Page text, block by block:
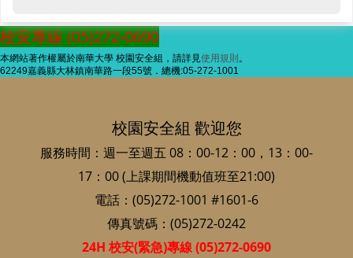
校安專線 (05)272-0690
本網站著作權屬於南華大學 校園安全組，請詳見 使用規則 。
62249嘉義縣大林鎮南華路一段55號．總機:05-272-1001
校園安全組 歡迎您
服務時間：週一至週五 08：00-12：00，13：00-
17：00 (上課期間機動值班至21:00)
電話：(05)272-1001 #1601-6
傳真號碼：(05)272-0242
24H 校安(緊急)專線 (05)272-0690